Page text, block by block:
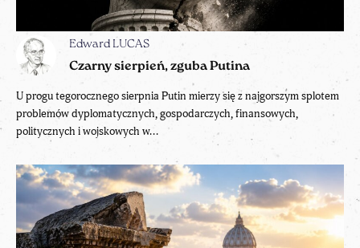
Edward LUCAS
Czarny sierpień, zguba Putina
U progu tegorocznego sierpnia Putin mierzy się z najgorszym splotem
problemów dyplomatycznych, gospodarczych, finansowych,
politycznych i wojskowych w...